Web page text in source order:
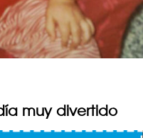
muy divertido